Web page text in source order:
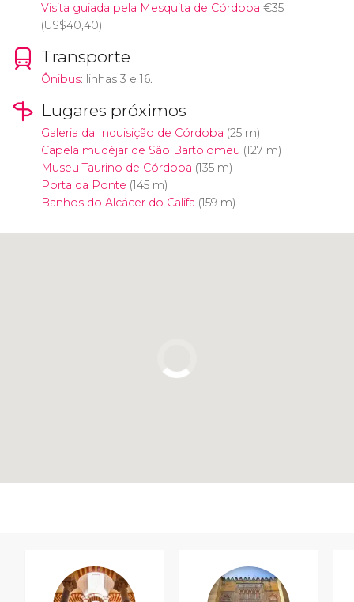
Visita guiada pela Mesquita de Córdoba €35
(US$40,40)
Transporte
Ônibus: linhas 3 e 16.
Lugares próximos
Galeria da Inquisição de Córdoba (25 m)
Capela mudéjar de São Bartolomeu (127 m)
Museu Taurino de Córdoba (135 m)
Porta da Ponte (145 m)
Banhos do Alcácer do Califa (159 m)